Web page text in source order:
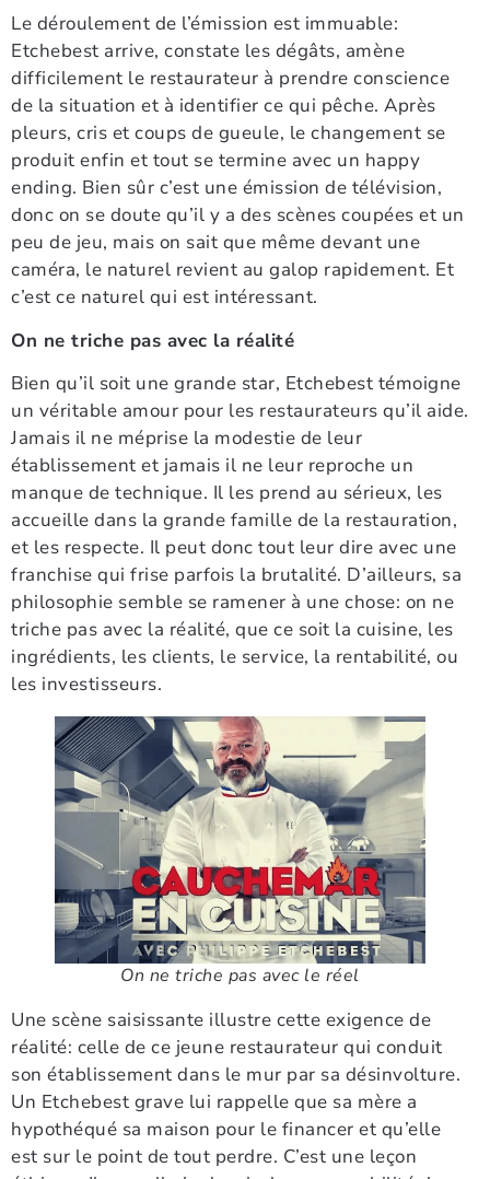
Le déroulement de l’émission est immuable:
Etchebest arrive, constate les dégâts, amène
difficilement le restaurateur à prendre conscience
de la situation et à identifier ce qui pêche. Après
pleurs, cris et coups de gueule, le changement se
produit enfin et tout se termine avec un happy
ending. Bien sûr c’est une émission de télévision,
donc on se doute qu’il y a des scènes coupées et un
peu de jeu, mais on sait que même devant une
caméra, le naturel revient au galop rapidement. Et
c’est ce naturel qui est intéressant.
On ne triche pas avec la réalité
Bien qu’il soit une grande star, Etchebest témoigne
un véritable amour pour les restaurateurs qu’il aide.
Jamais il ne méprise la modestie de leur
établissement et jamais il ne leur reproche un
manque de technique. Il les prend au sérieux, les
accueille dans la grande famille de la restauration,
et les respecte. Il peut donc tout leur dire avec une
franchise qui frise parfois la brutalité. D’ailleurs, sa
philosophie semble se ramener à une chose: on ne
triche pas avec la réalité, que ce soit la cuisine, les
ingrédients, les clients, le service, la rentabilité, ou
les investisseurs.
On ne triche pas avec le réel
Une scène saisissante illustre cette exigence de
réalité: celle de ce jeune restaurateur qui conduit
son établissement dans le mur par sa désinvolture.
Un Etchebest grave lui rappelle que sa mère a
hypothéqué sa maison pour le financer et qu’elle
est sur le point de tout perdre. C’est une leçon